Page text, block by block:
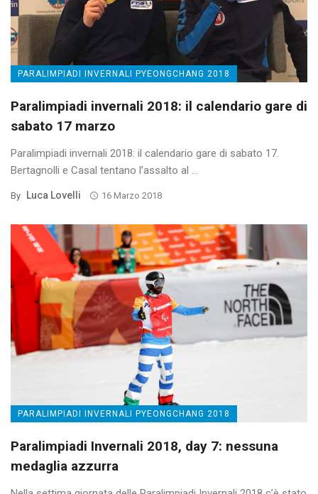
PARALIMPIADI INVERNALI PYEONGCHANG 2018
Paralimpiadi invernali 2018: il calendario gare di
sabato 17 marzo
Paralimpiadi invernali 2018: il calendario gare di sabato 17.
Bertagnolli e Casal tentano l’assalto al ...
By Luca Lovelli 16 Marzo 2018
PARALIMPIADI INVERNALI PYEONGCHANG 2018
Paralimpiadi Invernali 2018, day 7: nessuna
medaglia azzurra